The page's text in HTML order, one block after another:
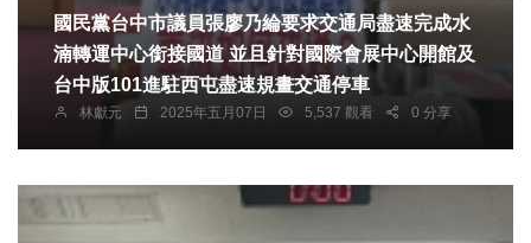
國民黨台中市議員張廖乃綸要求交通局盡速完成水
湳轉運中心銜接國道 並且針對國際會展中心開館及
台中版101進駐西屯盡速規畫交通停車
林獻元 2025年五月07日 5,537 觀看 0 分享